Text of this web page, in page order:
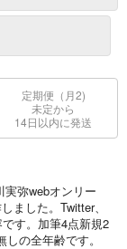
定期便（月2)
未定から
14日以内に発送
弥webオンリー
ました。Twitter、
す。加筆4点新規2
の全年齢です。